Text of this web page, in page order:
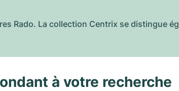
Rado. La collection Centrix se distingue
à votre recherche